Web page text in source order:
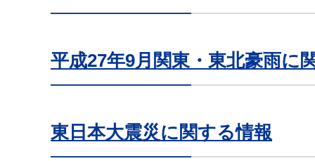
平成27年9月関東・東北豪雨に
東日本大震災に関する情報